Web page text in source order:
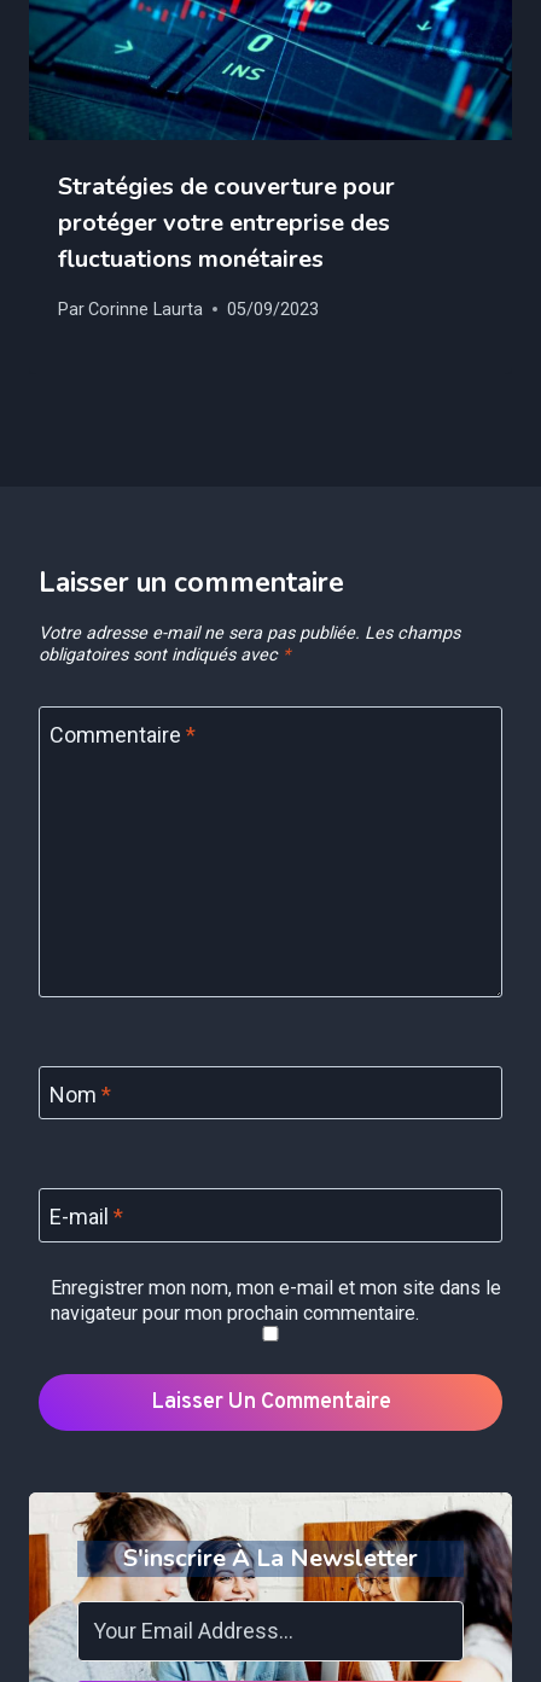
Stratégies de couverture pour
protéger votre entreprise des
fluctuations monétaires
ParCorinne Laurta 05/09/2023
Laisser un commentaire
Votre adresse e-mail ne sera pas publiée. Les champs
obligatoires sont indiqués avec *
Commentaire *
Nom *
E-mail *
Enregistrer mon nom, mon e-mail et mon site dans le
navigateur pour mon prochain commentaire.
S'inscrire À La Newsletter